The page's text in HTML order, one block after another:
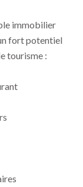
immobilier
fort potentiel
tourisme :